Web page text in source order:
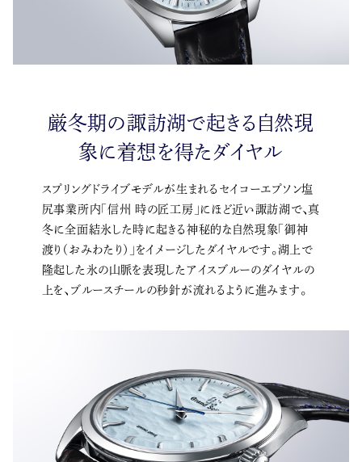
厳冬期の諏訪湖で起きる自然現
象に着想を得たダイヤル
スプリングドライブモデルが生まれるセイコーエプソン塩
尻事業所内「信州 時の匠工房」にほど近い諏訪湖で、真
冬に全面結氷した時に起きる神秘的な自然現象「御神
渡り（おみわたり）」をイメージしたダイヤルです。湖上で
隆起した氷の山脈を表現したアイスブルーのダイヤルの
上を、ブルースチールの秒針が流れるように進みます。